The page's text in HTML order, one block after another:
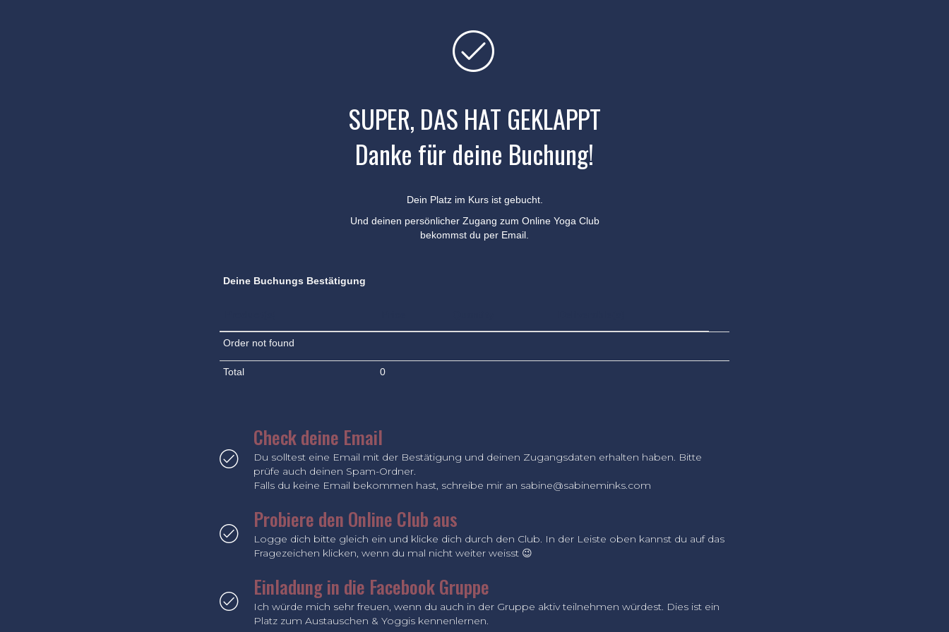
SUPER, DAS HAT GEKLAPPT
Danke für deine Buchung!
Dein Platz im Kurs ist gebucht.
Und deinen persönlicher Zugang zum Online Yoga Club
bekommst du per Email.
Deine Buchungs Bestätigung
Order not found
Total 0
Check deine Email
Du solltest eine Email mit der Bestätigung und deinen Zugangsdaten erhalten haben. Bitte
prüfe auch deinen Spam-Ordner.
Falls du keine Email bekommen hast, schreibe mir an sabine@sabineminks.com
Probiere den Online Club aus
Logge dich bitte gleich ein und klicke dich durch den Club. In der Leiste oben kannst du auf das
Fragezeichen klicken, wenn du mal nicht weiter weisst 😉
Einladung in die Facebook Gruppe
Ich würde mich sehr freuen, wenn du auch in der Gruppe aktiv teilnehmen würdest. Dies ist ein
Platz zum Austauschen & Yoggis kennenlernen.